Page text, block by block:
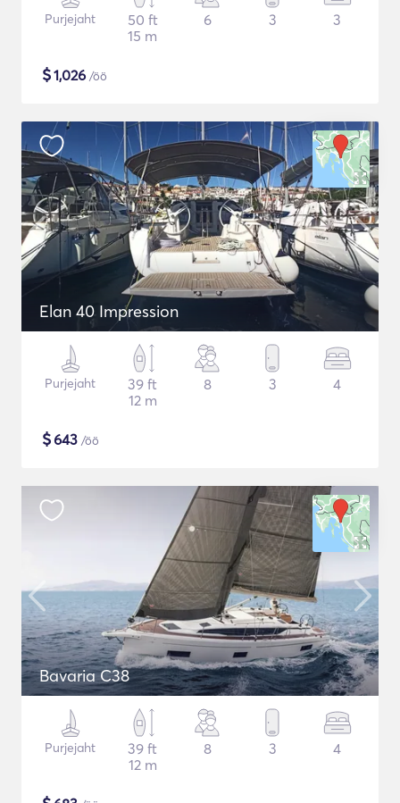
Purjejaht
50 ft
15 m
6 3 3
$1,026 /öö
Elan 40 Impression
Purjejaht
39 ft
12 m
8 3 4
$643 /öö
Bavaria C38
Purjejaht
39 ft
12 m
8 3 4